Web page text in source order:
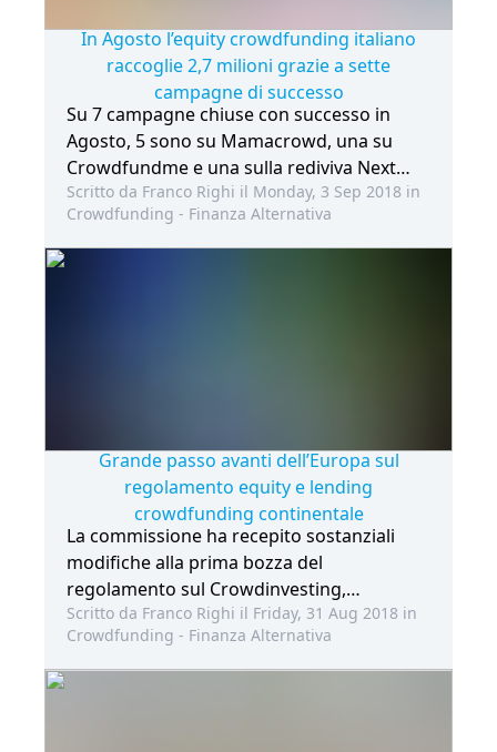
dei ricavi.
In Agosto l’equity crowdfunding italiano
raccoglie 2,7 milioni grazie a sette
campagne di successo
Su 7 campagne chiuse con successo in
Agosto, 5 sono su Mamacrowd, una su
Crowdfundme e una sulla rediviva Next
Equity. Con una raccolta media di oltre
380k Gli… Leggi tutto
Scritto da Franco Righi il Monday, 3 Sep 2018 in
Crowdfunding - Finanza Alternativa
Grande passo avanti dell’Europa sul
regolamento equity e lending
crowdfunding continentale
La commissione ha recepito sostanziali
modifiche alla prima bozza del
regolamento sul Crowdinvesting,
recependo le critiche (mosse anche da noi)
e aprendo alle ICO La commissione Affari
economici… Leggi tutto
Scritto da Franco Righi il Friday, 31 Aug 2018 in
Crowdfunding - Finanza Alternativa